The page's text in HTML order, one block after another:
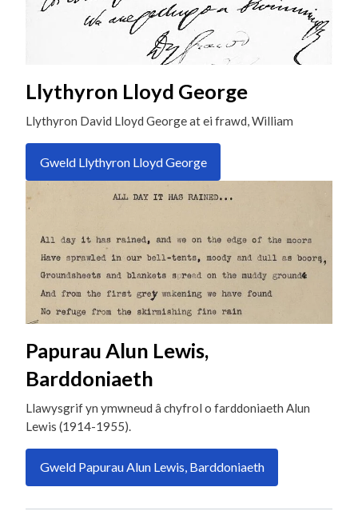
Llythyron Lloyd George
Llythyron David Lloyd George at ei frawd, William
Gweld Llythyron Lloyd George
Papurau Alun Lewis,
Barddoniaeth
Llawysgrif yn ymwneud â chyfrol o farddoniaeth Alun
Lewis (1914-1955).
Gweld Papurau Alun Lewis, Barddoniaeth